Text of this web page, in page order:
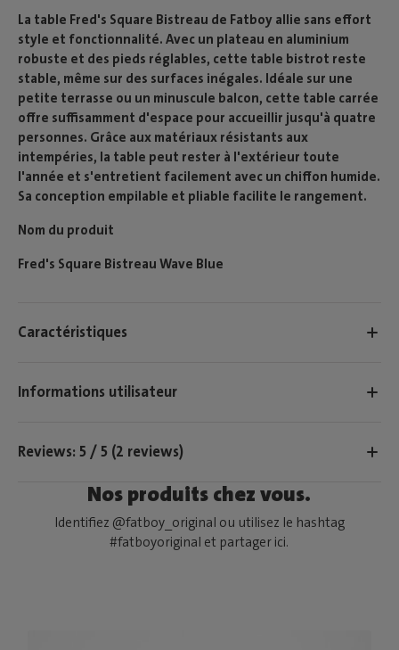
La table Fred's Square Bistreau de Fatboy allie sans effort
style et fonctionnalité. Avec un plateau en aluminium
robuste et des pieds réglables, cette table bistrot reste
stable, même sur des surfaces inégales. Idéale sur une
petite terrasse ou un minuscule balcon, cette table carrée
offre suffisamment d'espace pour accueillir jusqu'à quatre
personnes. Grâce aux matériaux résistants aux
intempéries, la table peut rester à l'extérieur toute
l'année et s'entretient facilement avec un chiffon humide.
Sa conception empilable et pliable facilite le rangement.
Nom du produit
Fred's Square Bistreau Wave Blue
Caractéristiques
Informations utilisateur
Reviews: 5 / 5 (2 reviews)
Nos produits chez vous.
Identifiez @fatboy_original ou utilisez le hashtag
#fatboyoriginal et partager ici.